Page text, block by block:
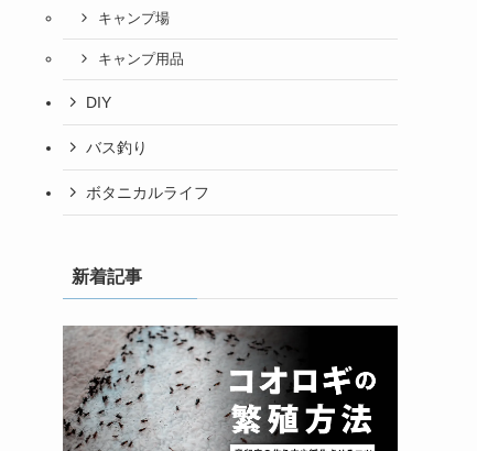
キャンプ場
キャンプ用品
DIY
バス釣り
ボタニカルライフ
新着記事